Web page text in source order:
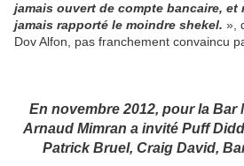
jamais ouvert de compte bancaire, et
jamais rapporté le moindre shekel. »,
Dov Alfon, pas franchement convaincu
En novembre 2012, pour la Bar
Arnaud Mimran a invité Puff
Patrick Bruel, Craig David,